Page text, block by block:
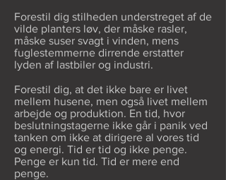
Forestil dig stilheden understreget af de
vilde planters løv, der måske rasler,
måske suser svagt i vinden, mens
fuglestemmerne dirrende erstatter
lyden af lastbiler og industri.
Forestil dig, at det ikke bare er livet
mellem husene, men også livet mellem
arbejde og produktion. En tid, hvor
beslutningstagerne ikke går i panik ved
tanken om ikke at dirigere al vores tid
og energi. Tid er tid og ikke penge.
Penge er kun tid. Tid er mere end
penge.